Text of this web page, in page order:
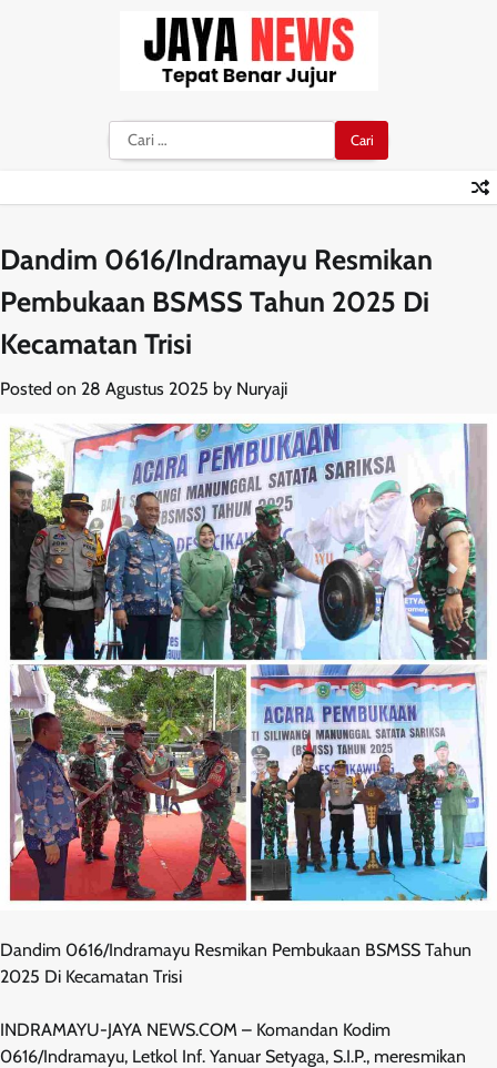
Cari
untuk:
Dandim 0616/Indramayu Resmikan
Pembukaan BSMSS Tahun 2025 Di
Kecamatan Trisi
Posted on 28 Agustus 2025 by Nuryaji
Dandim 0616/Indramayu Resmikan Pembukaan BSMSS Tahun
2025 Di Kecamatan Trisi
INDRAMAYU-JAYA NEWS.COM – Komandan Kodim
0616/Indramayu, Letkol Inf. Yanuar Setyaga, S.I.P., meresmikan